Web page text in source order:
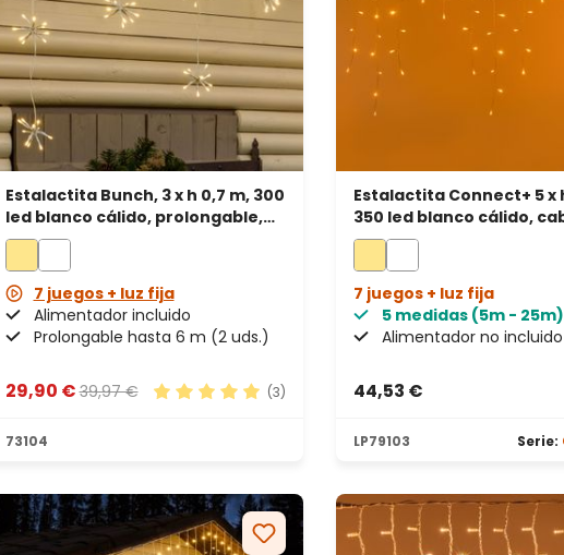
Estalactita Bunch, 3 x h 0,7 m, 300
led blanco cálido, prolongable,
cable blanco
7 juegos + luz fija
Alimentador incluido
Prolongable hasta 6 m (2 uds.)
29,90 €39,97 € (3)
73104
Estalactita Connect+ 5 x
350 led blanco cálido,
transparente,
7 juegos + luz fija
5 medidas (5m - 25m)
Alimentador no incluido
44,53 €
LP79103 Serie: